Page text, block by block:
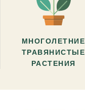
МНОГОЛЕТНИЕ
ТРАВЯНИСТЫЕ
РАСТЕНИЯ